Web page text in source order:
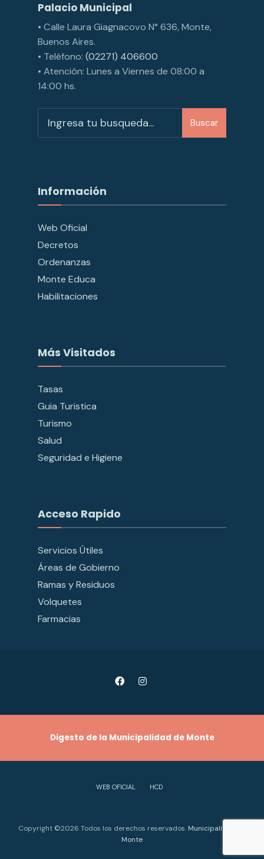
Palacio Municipal
• Calle Laura Giagnacovo N° 636, Monte,
Buenos Aires.
• Teléfono: (02271) 406600
• Atención: Lunes a Viernes de 08:00 a
14:00 hs.
Buscar
Información
Web Oficial
Decretos
Ordenanzas
Monte Educa
Habilitaciones
Más Visitados
Tasas
Guia Turistica
Turismo
Salud
Seguridad e Higiene
Acceso Rapido
Servicios Útiles
Áreas de Gobierno
Ramas y Residuos
Volquetes
Farmacias
Digesto de la Municipalidad de Monte
WEB OFICIAL HCD
Copyright ©2026 Todos los derechos reservados.Municipalidad de
Monte